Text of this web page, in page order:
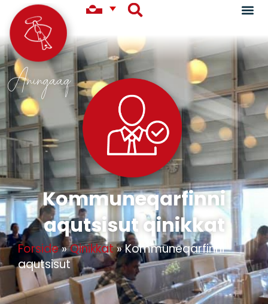
Aningaaq
Kommuneqarfinni
aqutsisut qinikkat
Forside»Qinikkat»Kommuneqarfinni
aqutsisut